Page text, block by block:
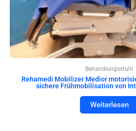
Behandlungsstuhl
Rehamedi Mobilizer Medior
sichere Frühmobilisation von
Weiterlesen